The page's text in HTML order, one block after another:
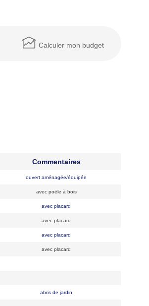
Calculer mon budget
Commentaires
ouvert aménagée/équipée
avec poële à bois
avec placard
avec placard
avec placard
avec placard
abris de jardin